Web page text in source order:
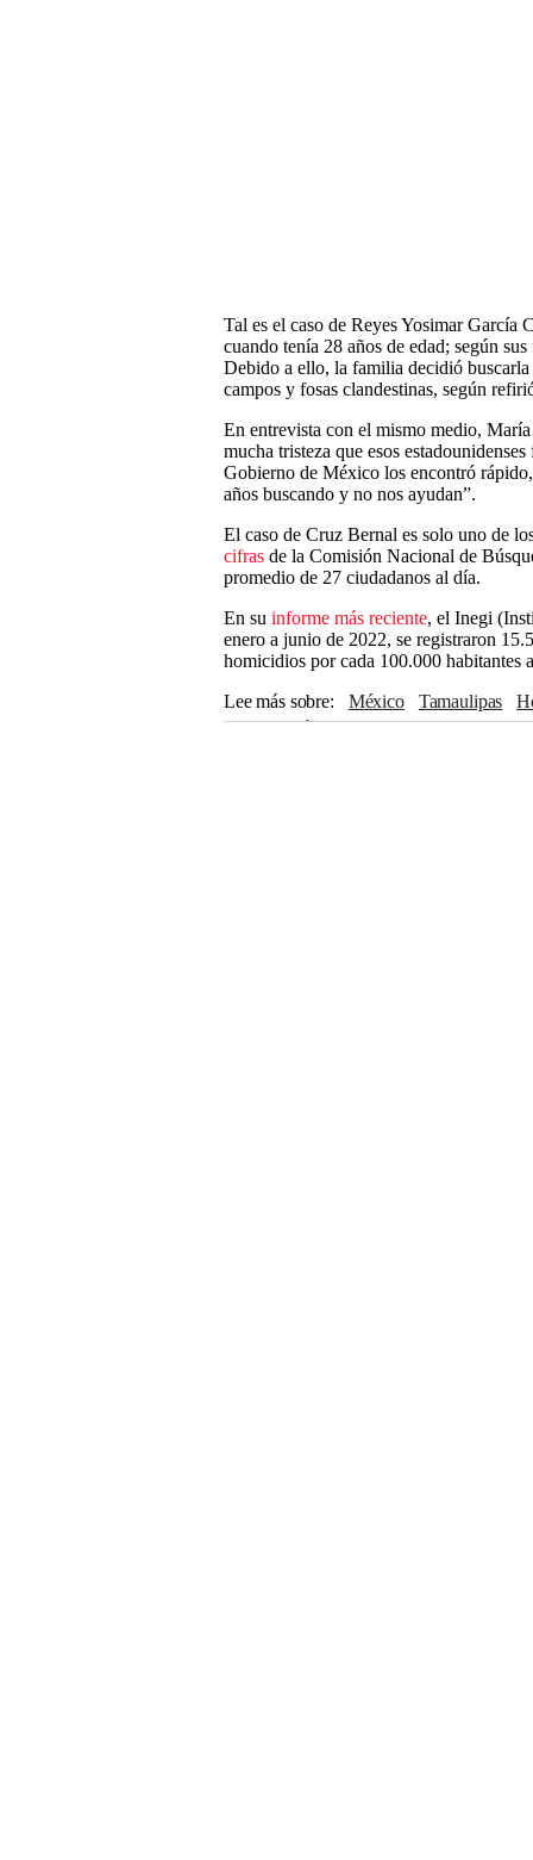
Tal es el caso de Reyes Yosimar García
cuando tenía 28 años de edad; según
Debido a ello, la familia decidió buscarla
campos y fosas clandestinas, según
En entrevista con el mismo medio,
mucha tristeza que esos
Gobierno de México los encontró
años buscando y no nos ayudan”.
El caso de Cruz Bernal es solo uno de
cifras de la Comisión Nacional de
promedio de 27 ciudadanos al día.
En su informe más reciente, el Inegi
enero a junio de 2022, se registraron
homicidios por cada 100.000 habitantes
Lee más sobre
México Tamaulipas
Desaparición